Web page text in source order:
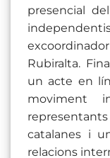
presencial
Rubiralta.
un acte en
moviment
catalanes i
relacions